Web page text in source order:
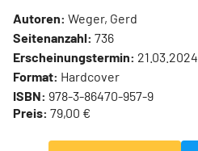
Autoren: Weger, Gerd
Seitenanzahl: 736
Erscheinungstermin: 21.03.2024
Format: Hardcover
ISBN: 978-3-86470-957-9
Preis: 79,00 €